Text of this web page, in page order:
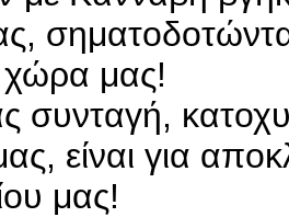
μας!
συνταγή,
είναι για
μας!